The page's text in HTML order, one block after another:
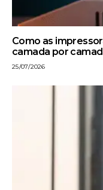
Como as
camada por
25/07/2026